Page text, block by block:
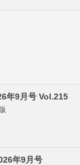
年9月号 Vol.215
年9月号